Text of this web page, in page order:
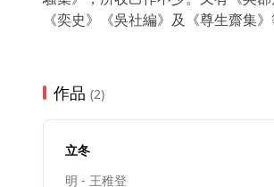
《奕史》《吳社編》及《尊生齋集》
作品 (2)
立冬
明 - 王稚登